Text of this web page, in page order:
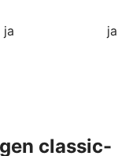
ja ja
classic-